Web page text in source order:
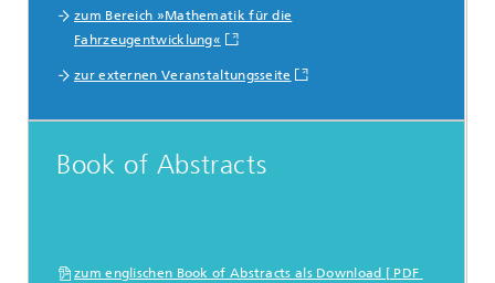
zum Bereich »Mathematik für die
Fahrzeugentwicklung«
zur externen Veranstaltungsseite
Book of Abstracts
zum englischen Book of Abstracts als Download [ PDF